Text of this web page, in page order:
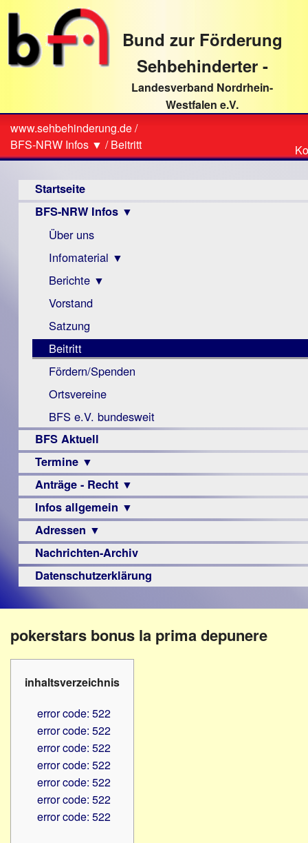
direkt
Textinhalt
Bund zur Förderung
Sehbehinderter -
Landesverband Nordrhein-
Westfalen e.V.
Sie
sind
hier
www.sehbehinderung.de/
BFS-NRW Infos ▼ /Beitritt
Startseite
BFS-NRW Infos ▼
Über uns
Infomaterial ▼
Visus
Zeitschrift
Monokular
Mac
Instagram-
Links
Berichte ▼
Archiv
Berichte
Vorstand
Satzung
Beitritt
Fördern/Spenden
Ortsvereine
BFS e.V. bundesweit
BFS Aktuell
Termine ▼
Veranstaltungsprogramme
Anträge - Recht ▼
Archiv
Urteile
Infos allgemein ▼
Sehbehinderung
Frühförderung
Schule
–
Beruf
Hilfsmittel
-
PC
Adressen ▼
Augenoptiker
Berufsbildungswerke
Hörbüchereien
Reha-
Lehrer
Verbände
Nachrichten-Archiv
Datenschutzerklärung
pokerstars bonus la prima depunere
inhaltsverzeichnis
error code: 522
error code: 522
error code: 522
error code: 522
error code: 522
error code: 522
error code: 522